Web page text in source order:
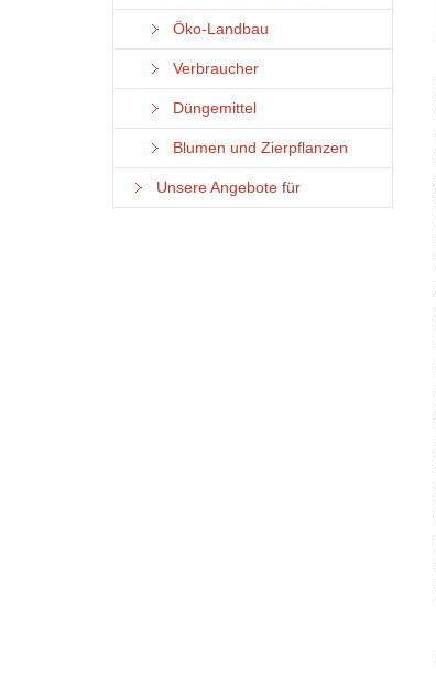
Öko-Landbau
Verbraucher
Düngemittel
Blumen und Zierpflanzen
Unsere Angebote für